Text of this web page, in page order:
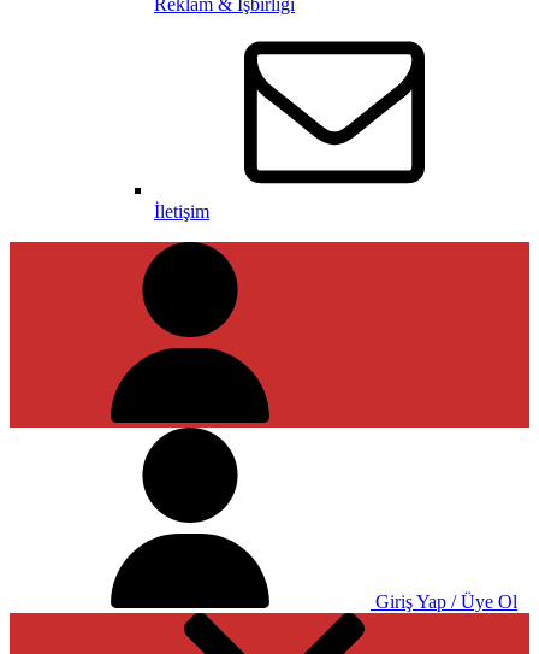
Reklam & İşbirliği
İletişim
Giriş Yap / Üye Ol